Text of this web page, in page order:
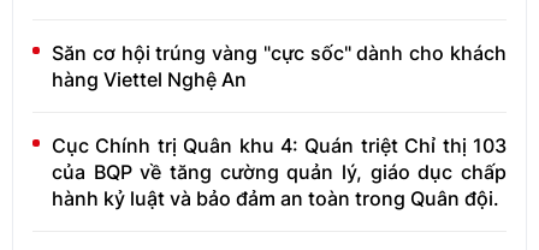
Săn cơ hội trúng vàng "cực sốc" dành cho khách
hàng Viettel Nghệ An
Cục Chính trị Quân khu 4: Quán triệt Chỉ thị 103
của BQP về tăng cường quản lý, giáo dục chấp
hành kỷ luật và bảo đảm an toàn trong Quân đội.